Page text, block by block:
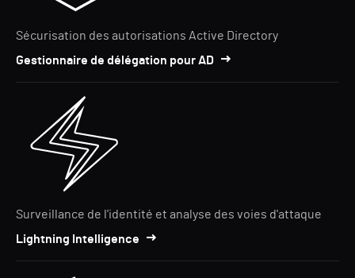
Sécurisation des autorisations Active Directory
Gestionnaire de délégation pour AD
Surveillance de l'identité et analyse des voies d'attaque
Lightning Intelligence